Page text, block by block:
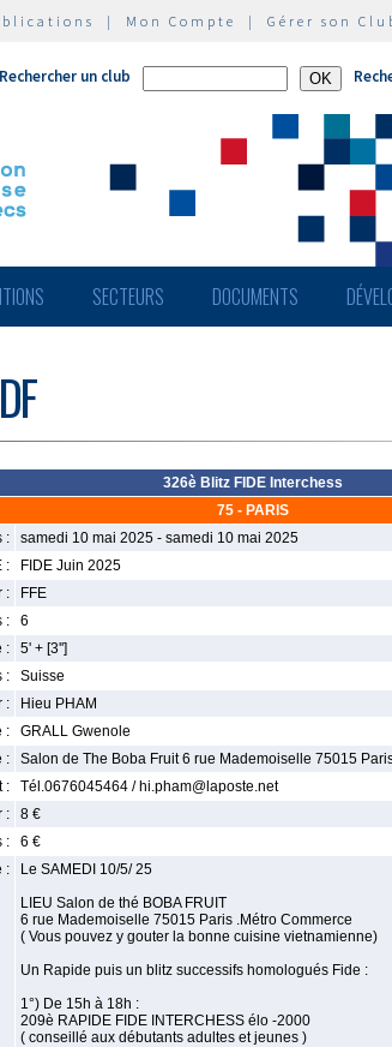
| Mon Compte | Gérer son
Rechercher un club
SECTEURS DOCUMENTS
326è Blitz FIDE Interchess
75 - PARIS
:
samedi 10 mai 2025 - samedi 10 mai 2025
:
FIDE Juin 2025
:
FFE
:
6
:
5' + [3'']
:
Suisse
:
Hieu PHAM
:
GRALL Gwenole
:
Salon de The Boba Fruit 6 rue Mademoiselle 75015
:
Tél.0676045464 / hi.pham@laposte.net
:
8 €
:
6 €
:
Le SAMEDI 10/5/ 25
LIEU Salon de thé BOBA FRUIT
6 rue Mademoiselle 75015 Paris .Métro Commerce
( Vous pouvez y gouter la bonne cuisine vietnamienne)
Un Rapide puis un blitz successifs homologués Fide :
1°) De 15h à 18h :
209è RAPIDE FIDE INTERCHESS élo -2000
( conseillé aux débutants adultes et jeunes )